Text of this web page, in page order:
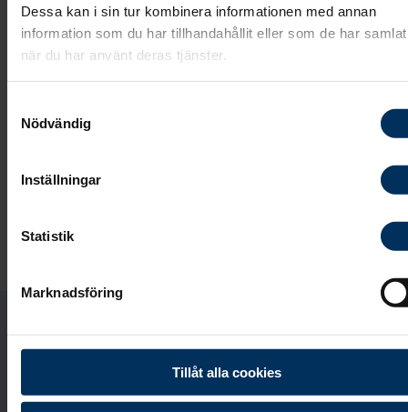
Dessa kan i sin tur kombinera informationen med annan
information som du har tillhandahållit eller som de har
när du har använt deras tjänster.
Nödvändig
Inställningar
Statistik
Marknadsföring
Tillåt alla cookies
Moa Heikkilä
Skicka e-post
Jag träffar dig gärna här: